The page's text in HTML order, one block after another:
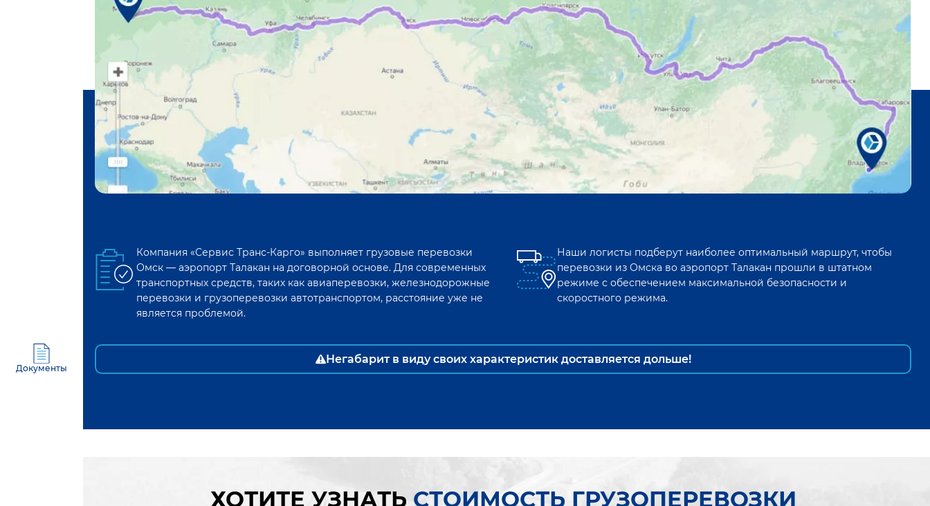
Документы
Компания «Сервис Транс-Карго» выполняет грузовые перевозки
Омск — аэропорт Талакан на договорной основе. Для современных
транспортных средств, таких как авиаперевозки, железнодорожные
перевозки и грузоперевозки автотранспортом, расстояние уже не
является проблемой.
Наши логисты подберут наиболее оптимальный маршрут, чтобы
перевозки из Омска во аэропорт Талакан прошли в штатном
режиме с обеспечением максимальной безопасности и
скоростного режима.
Негабарит в виду своих характеристик доставляется дольше!
ХОТИТЕ УЗНАТЬ СТОИМОСТЬ ГРУЗОПЕРЕВОЗКИ